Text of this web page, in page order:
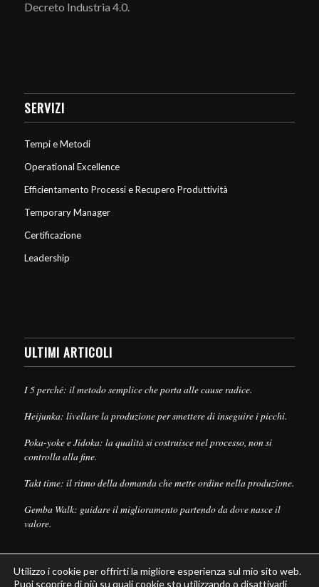
Decreto Industria 4.0.
SERVIZI
Tempi e Metodi
Operational Excellence
Efficientamento Processi e Recupero Produttività
Temporary Manager
Certificazione
Leadership
ULTIMI ARTICOLI
I 5 perché: il metodo semplice che porta alle cause radice.
Heijunka: livellare la produzione per smettere di inseguire i picchi.
Poka-yoke e Jidoka: la qualità si costruisce nel processo, non si
controlla alla fine.
Takt time: il ritmo della domanda che mette ordine nella produzione.
Gemba Walk: guidare il miglioramento partendo da dove nasce il
valore.
Utilizzo i cookie per offrirti la migliore esperienza sul mio sito web.
Puoi scoprire di più su quali cookie sto utilizzando o disattivarli